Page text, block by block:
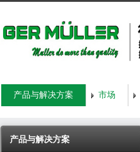
产品与解决方案 市场
产品与解决方案